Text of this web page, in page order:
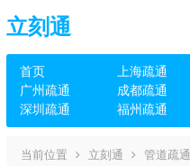
立刻通
首页 上海疏通
广州疏通
成都疏通
深圳疏通
福州疏通
当前位置 立刻通 管道疏通